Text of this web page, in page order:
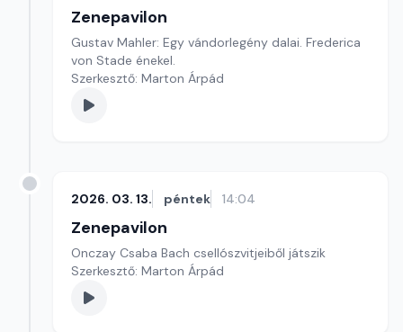
Zenepavilon
Gustav Mahler: Egy vándorlegény dalai. Frederica
von Stade énekel.
Szerkesztő: Marton Árpád
2026. 03. 13. péntek 14:04
Zenepavilon
Onczay Csaba Bach csellószvitjeiből játszik
Szerkesztő: Marton Árpád